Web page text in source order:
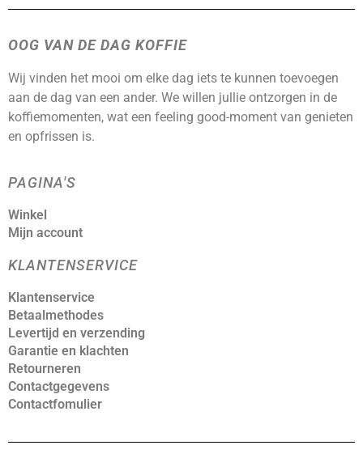
OOG VAN DE DAG KOFFIE
Wij vinden het mooi om elke dag iets te kunnen toevoegen
aan de dag van een ander. We willen jullie ontzorgen in de
koffiemomenten, wat een feeling good-moment van genieten
en opfrissen is.
PAGINA'S
Winkel
Mijn account
KLANTENSERVICE
Klantenservice
Betaalmethodes
Levertijd en verzending
Garantie en klachten
Retourneren
Contactgegevens
Contactfomulier